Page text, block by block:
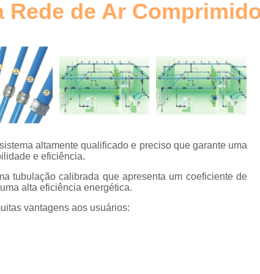
Elemento Filtrante Plissado
Filtro Hidráulico Retorno
Filtros Hidráulicos
Elemento para Filtro Coalescente
Filtro Coalescente Domnick
Filtro Coalescente Parker
de Ar
altamente qualificado e preciso que garante uma
e eficiência.
tubulação calibrada que apresenta um coeficiente de
alta eficiência energética.
vantagens aos usuários: